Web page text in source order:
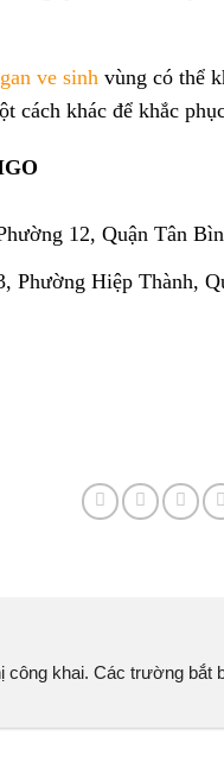
ve sinh vùng có thể
cách khác để khắc
12, Quận Tân
Phường Hiệp Thành,
công khai. Các trường bắt